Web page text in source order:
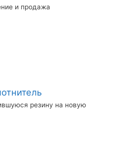
и продажа
резину на новую